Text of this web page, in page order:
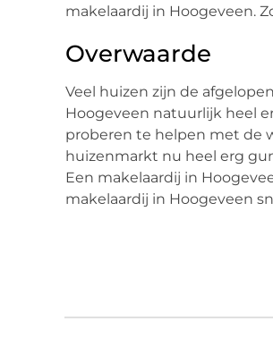
makelaardij in Hoogeveen.
Overwaarde
Veel huizen zijn de
Hoogeveen natuurlijk heel
proberen te helpen met de
huizenmarkt nu heel erg
Een makelaardij in
makelaardij in Hoogeveen